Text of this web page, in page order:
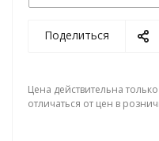
Поделиться
Цена действительна
отличаться от цен в